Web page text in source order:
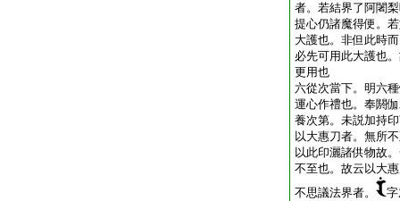
者。若結界了阿闍
提心仍諸魔得便。
大護也。非但此時
必先可用此大護也
更用也
六從次當下。明六
運心作禮也。奉閼
養次第。未説加持
以大惠刀者。無所
以此印灑諸供物故
不至也。故云以大
不思議法界者。